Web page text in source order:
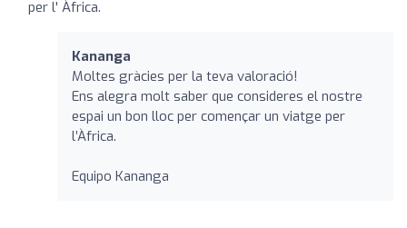
per l' Àfrica.
Kananga
Moltes gràcies per la teva valoració!
Ens alegra molt saber que consideres el nostre
espai un bon lloc per començar un viatge per
l’Àfrica.
Equipo Kananga